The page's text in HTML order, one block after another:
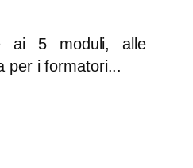
ai 5 moduli, alle
per i formatori...